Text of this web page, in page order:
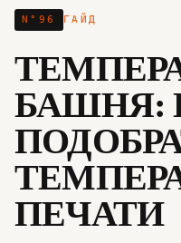
N° 96 ГАЙД
БАШНЯ:
ПЕЧАТИ